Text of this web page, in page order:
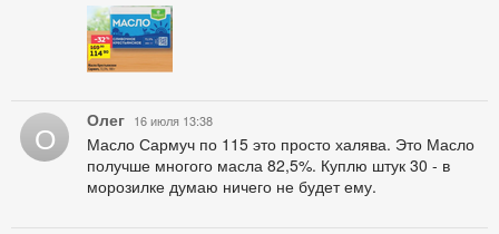
О Олег 16 июля 13:38
Масло Сармуч по 115 это просто халява. Это Масло
получше многого масла 82,5%. Куплю штук 30 - в
морозилке думаю ничего не будет ему.